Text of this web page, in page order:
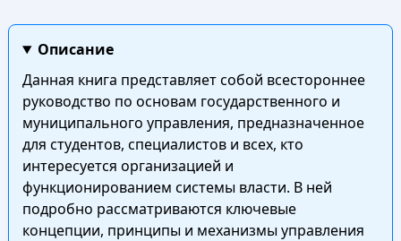
Описание
Данная книга представляет собой всестороннее
руководство по основам государственного и
муниципального управления, предназначенное
для студентов, специалистов и всех, кто
интересуется организацией и
функционированием системы власти. В ней
подробно рассматриваются ключевые
концепции, принципы и механизмы управления